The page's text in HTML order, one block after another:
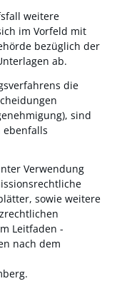
weitere
im Vorfeld mit
bezüglich der
ab.
die
sind
Verwendung
sowie weitere
Leitfaden -
nach dem